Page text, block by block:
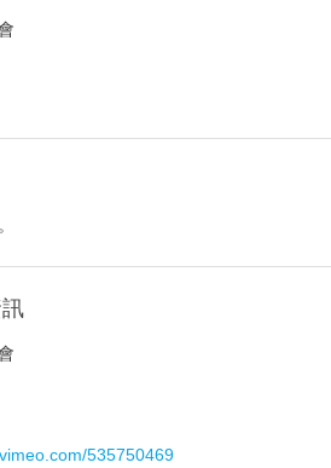
535750469